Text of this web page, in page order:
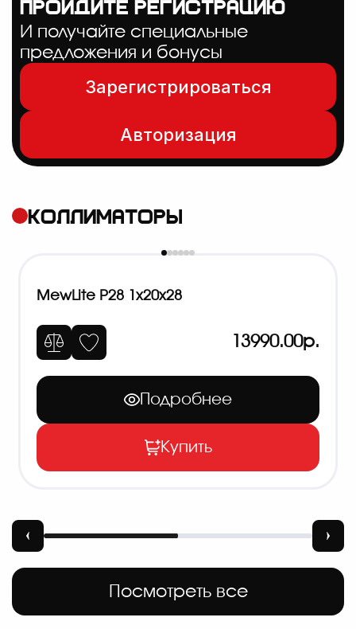
ПРОЙДИТЕ РЕГИСТРАЦИЮ
И получайте специальные
предложения и бонусы
Зарегистрироваться
Авторизация
КОЛЛИМАТОРЫ
Посмотреть все
MewLite P28 1x20x28
13990.00р.
Подробнее
Купить